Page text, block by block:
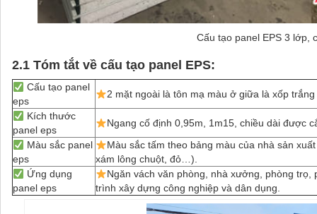
Cấu tạo panel EPS 3 lớp,
2.1 Tóm tắt về cấu tạo panel EPS:
Cấu tạo panel
eps
2 mặt ngoài là tôn mạ màu ở giữa là xốp trắng
Kích thước
panel eps
Ngang cố định 0,95m, 1m15, chiều dài được
Màu sắc panel
eps
Màu sắc tấm theo bảng màu của nhà sản
xám lông chuột, đỏ…).
Ứng dụng
panel eps
Ngăn vách văn phòng, nhà xưởng, phòng
trình xây dựng công nghiệp và dân dụng.